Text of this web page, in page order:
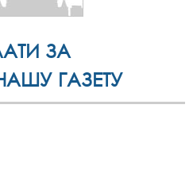
ЗА
ГАЗЕТУ